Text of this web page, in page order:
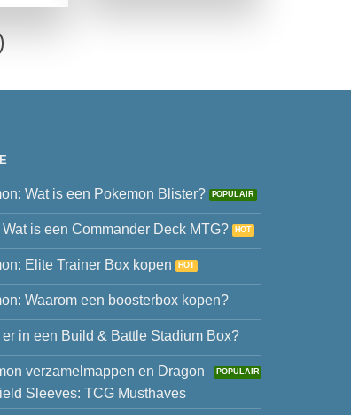
Wat is een Pokemon Blister?
Wat is een Commander Deck MTG?
Elite Trainer Box kopen
Waarom een boosterbox kopen?
er in een Build & Battle Stadium Box?
verzamelmappen en Dragon
Sleeves: TCG Musthaves